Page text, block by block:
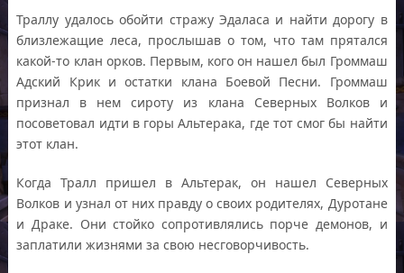
Траллу удалось обойти стражу Эдаласа и найти дорогу в
близлежащие леса, прослышав о том, что там прятался
какой-то клан орков. Первым, кого он нашел был Громмаш
Адский Крик и остатки клана Боевой Песни. Громмаш
признал в нем сироту из клана Северных Волков и
посоветовал идти в горы Альтерака, где тот смог бы найти
этот клан.
Когда Тралл пришел в Альтерак, он нашел Северных
Волков и узнал от них правду о своих родителях, Дуротане
и Драке. Они стойко сопротивлялись порче демонов, и
заплатили жизнями за свою несговорчивость.